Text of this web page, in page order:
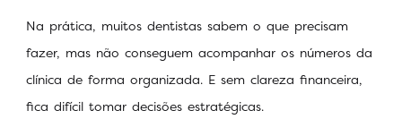
Na prática, muitos dentistas sabem o que precisam
fazer, mas não conseguem acompanhar os números da
clínica de forma organizada. E sem clareza financeira,
fica difícil tomar decisões estratégicas.